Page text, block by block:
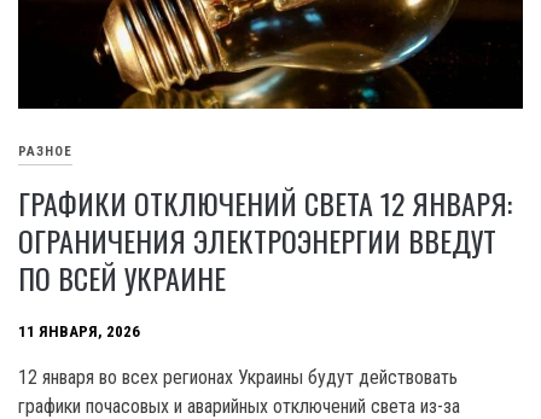
РАЗНОЕ
ГРАФИКИ ОТКЛЮЧЕНИЙ СВЕТА 12 ЯНВАРЯ:
ОГРАНИЧЕНИЯ ЭЛЕКТРОЭНЕРГИИ ВВЕДУТ
ПО ВСЕЙ УКРАИНЕ
11 ЯНВАРЯ, 2026
12 января во всех регионах Украины будут действовать
графики почасовых и аварийных отключений света из-за